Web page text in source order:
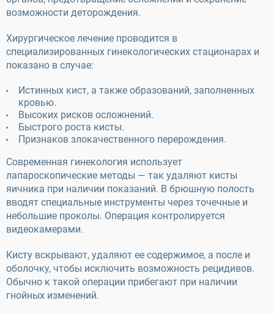
возможности деторождения.
Хирургическое лечение проводится в
специализированных гинекологических стационарах и
показано в случае:
Истинных кист, а также образований, заполненных
кровью.
Высоких рисков осложнений.
Быстрого роста кисты.
Признаков злокачественного перерождения.
Современная гинекология использует
лапароскопические методы — так удаляют кисты
яичника при наличии показаний. В брюшную полость
вводят специальные инструменты через точечные и
небольшие проколы. Операция контролируется
видеокамерами.
Кисту вскрывают, удаляют ее содержимое, а после и
оболочку, чтобы исключить возможность рецидивов.
Обычно к такой операции прибегают при наличии
гнойных изменений.